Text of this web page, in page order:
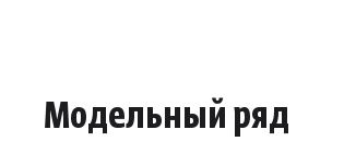
Модельный ряд